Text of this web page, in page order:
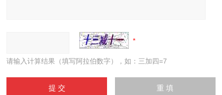
请输入计算结果（填写阿拉伯数字），如：三加四=7